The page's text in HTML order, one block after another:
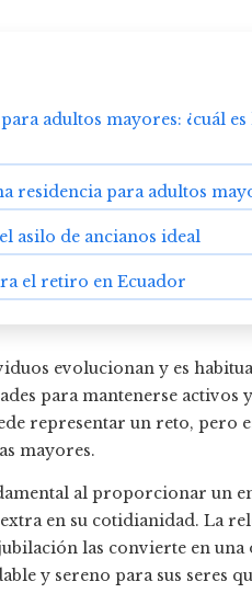
adultos mayores: ¿cuál
residencia para adultos
asilo de ancianos ideal
el retiro en Ecuador
evolucionan y es
para mantenerse activos
representar un reto, pero
mayores.
al proporcionar un
en su cotidianidad. La
las convierte en
y sereno para sus seres